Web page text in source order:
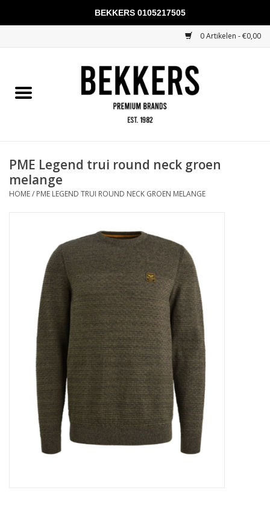
0 Artikelen - €0,00
Mannen
KADOBONNEN
Merken
PME Legend trui round neck groen
melange
HOME/ PME LEGEND TRUI ROUND NECK GROEN MELANGE
BEKKERS 0105217505